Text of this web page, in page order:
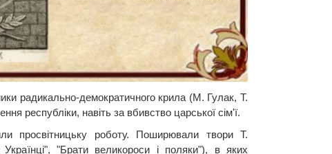
радикально-демократичного крила (М. Гулак, Т.
республіки, навіть за вбивство царської сім'ї.
просвітницьку роботу. Поширювали твори Т.
"Брати великороси і поляки"), в яких